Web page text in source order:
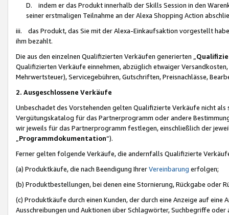
D. indem er das Produkt innerhalb der Skills Session in den
seiner erstmaligen Teilnahme an der Alexa Shopping Action
iii. das Produkt, das Sie mit der Alexa-Einkaufsaktion vorgestellt
ihm bezahlt.
Die aus den einzelnen Qualifizierten Verkäufen generierten „
Qualifizierten Verkäufe einnehmen, abzüglich etwaiger
Mehrwertsteuer), Servicegebühren, Gutschriften, Preisnachlässe,
2. Ausgeschlossene Verkäufe
Unbeschadet des Vorstehenden gelten Qualifizierte Verkäufe nicht
Vergütungskatalog für das Partnerprogramm oder andere
wir jeweils für das Partnerprogramm festlegen, einschließlich der
Programmdokumentation“).
Ferner gelten folgende Verkäufe, die andernfalls Qualifizierte
(a) Produktkäufe, die nach Beendigung IhrerVereinbarung erfolgen;
(b) Produktbestellungen, bei denen eine Stornierung, Rückgabe oder
(c) Produktkäufe durch einen Kunden, der durch eine Anzeige auf
Ausschreibungen und Auktionen über Schlagwörter, Suchbegriffe